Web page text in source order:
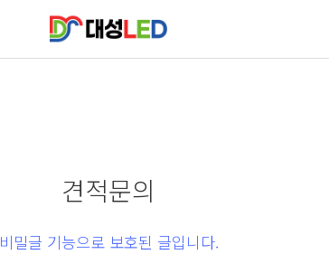
견적문의
비밀글 기능으로 보호된 글입니다.